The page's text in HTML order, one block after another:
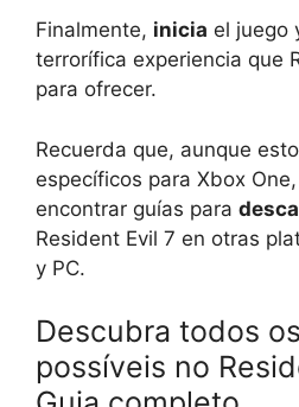
Finalmente, inicia el juego
terrorífica experiencia que
para ofrecer.
Recuerda que, aunque
específicos para Xbox
encontrar guías para
Resident Evil 7 en otras
y PC.
Descubra todos
possíveis no